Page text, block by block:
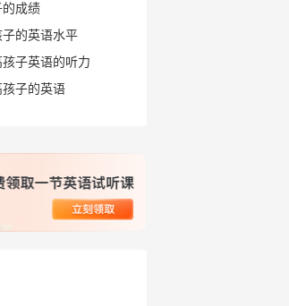
成绩
的英语水平
子英语的听力
子的英语